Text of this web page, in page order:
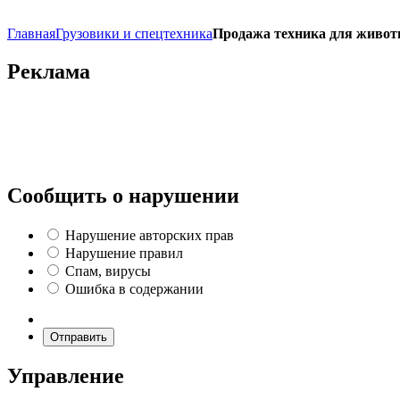
ГлавнаяГрузовики и спецтехникаПродажа техника для
Реклама
Сообщить о нарушении
Нарушение авторских прав
Нарушение правил
Спам, вирусы
Ошибка в содержании
Отправить
Управление